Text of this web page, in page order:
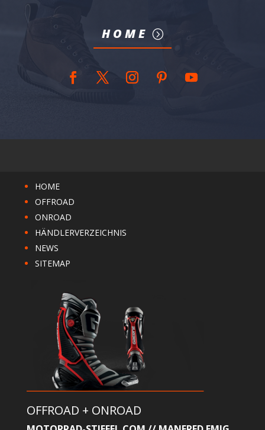
HOME
HOME
OFFROAD
ONROAD
HÄNDLERVERZEICHNIS
NEWS
SITEMAP
OFFROAD + ONROAD